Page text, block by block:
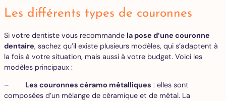
Les différents types de couronnes
Si votre dentiste vous recommande la pose d’une couronne
dentaire, sachez qu’il existe plusieurs modèles, qui s’adaptent à
la fois à votre situation, mais aussi à votre budget. Voici les
modèles principaux :
– Les couronnes céramo métalliques : elles sont
composées d’un mélange de céramique et de métal. La